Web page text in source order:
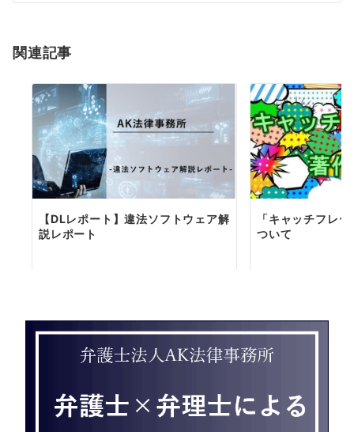
シ
ン
関連記事
【DLレポート】違法ソフトウェア解
説レポート
「キャッチフレ
ついて